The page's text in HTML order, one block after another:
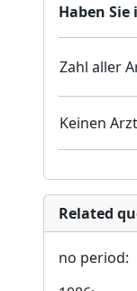
Haben
Zahl aller
Keinen
Related
no period: